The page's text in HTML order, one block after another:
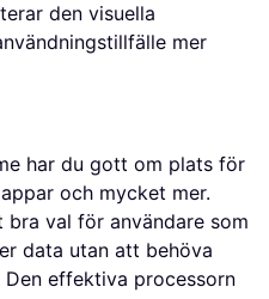
den visuella
mer
har du gott om plats för
och mycket mer.
val för användare som
data utan att behöva
effektiva processorn